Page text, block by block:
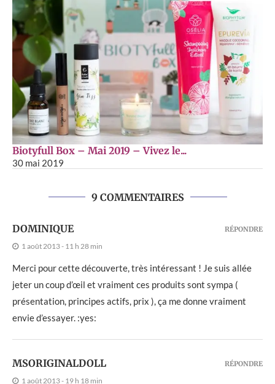
Biotyfull Box – Mai 2019 – Vivez le...
30 mai 2019
9 COMMENTAIRES
DOMINIQUE
1 août 2013 - 11 h 28 min
Merci pour cette découverte, très intéressant ! Je suis allée
jeter un coup d’œil et vraiment ces produits sont sympa (
présentation, principes actifs, prix ), ça me donne vraiment
envie d’essayer. :yes:
RÉPONDRE
MSORIGINALDOLL
1 août 2013 - 19 h 18 min
RÉPONDRE